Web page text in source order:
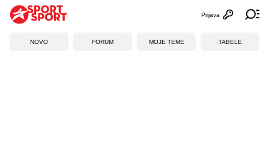
Otvori
Prijava
NOVO FORUM MOJE TEME TABELE